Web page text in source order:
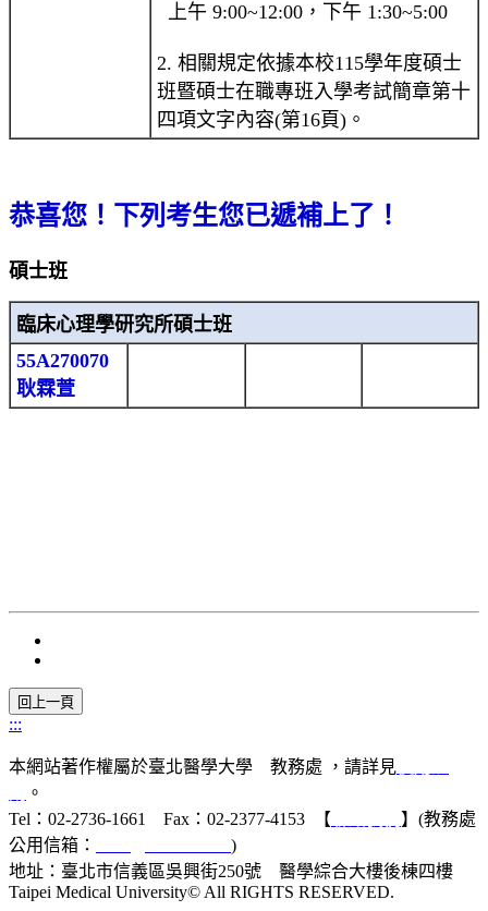
上午 9:00~12:00，下午 1:30~5:00
2. 相關規定依據本校115學年度碩士
班暨碩士在職專班入學考試簡章第十
四項文字內容(第16頁)。
恭喜您！下列考生您已遞補上了！
碩士班
臨床心理學研究所碩士班
55A270070
耿霖萱
:::
本網站著作權屬於臺北醫學大學 教務處 ，請詳見
。
Tel：02-2736-1661 Fax：02-2377-4153 【
】(教務處
公用信箱：
)
地址：臺北市信義區吳興街250號 醫學綜合大樓後棟四樓
Taipei Medical University© All RIGHTS RESERVED.